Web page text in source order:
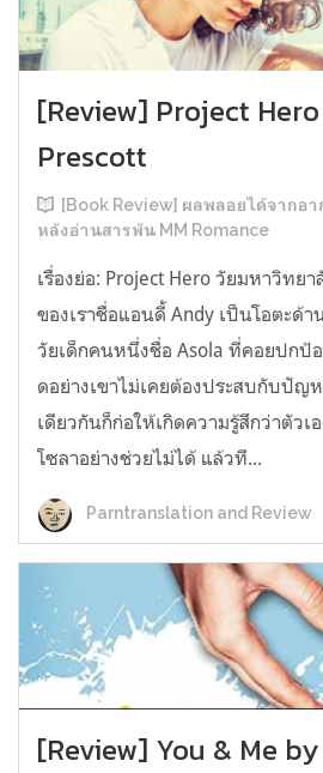
[Review] Project
Prescott
[Book Review] ผลพลอยได้จากอ
หลังอ่านสารพัน MM Romance
เรื่องย่อ: Project Hero วัยมหาวิทย
ของเราชื่อแอนดี้ Andy เป็นโอตะด้
วัยเด็กคนหนึ่งชื่อ Asola ที่คอยปกป้อ
ดอย่างเขาไม่เคยต้องประสบกับปัญ
เดียวกันก็ก่อให้เกิดความรู้สึกว่าตัวเ
โซลาอย่างช่วยไม่ได้ แล้วที...
Parntranslation and Review
[Review] You & Me